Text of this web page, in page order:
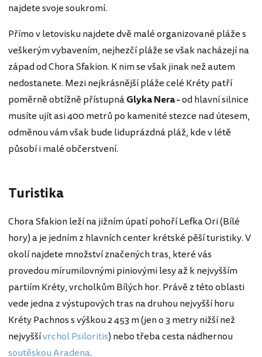
najdete svoje soukromí.
Přímo v letovisku najdete dvě malé organizované pláže s
veškerým vybavením, nejhezčí pláže se však nacházejí na
západ od Chora Sfakion. K nim se však jinak než autem
nedostanete. Mezi nejkrásnější pláže celé Kréty patří
poměrně obtížně přístupnáGlyka Nera -od hlavní silnice
musíte ujít asi 400 metrů po kamenité stezce nad útesem,
odměnou vám však bude liduprázdná pláž, kde v létě
působí i malé občerstvení.
Turistika
Chora Sfakion leží na jižním úpatí pohoří Lefka Ori (Bílé
hory) a je jedním z hlavních center krétské pěší turistiky. V
okolí najdete množství značených tras, které vás
provedou mírumilovnými piniovými lesy až k nejvyšším
partiím Kréty, vrcholkům Bílých hor. Právě z této oblasti
vede jedna z výstupových tras na druhou nejvyšší horu
Kréty Pachnos s výškou 2 453 m (jen o 3 metry nižší než
nejvyššívrchol Psiloritis) nebo třeba cesta nádhernou
soutěskou Aradena.